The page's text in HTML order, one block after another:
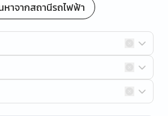
หาจากสถานีรถไฟฟ้า